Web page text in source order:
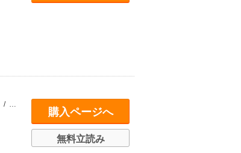
/ 九郎 ぜろよん
購入ページへ
無料立読み